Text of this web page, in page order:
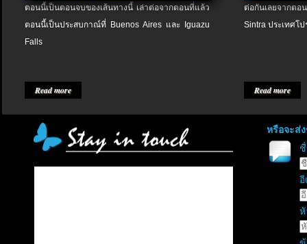
ตอนนี้เป็นตอนจบของเส้นทางนี้ เล่าต่อจากตอนที่แล้ว
ตอนนี้เป็นประสบกาณ์ที่ Buenos Aires และ Iguazu
Falls
Read more
ต่อกันเลยจากต
Sintra ประเทศโป
Read more
หรือจะส่
อี
หั